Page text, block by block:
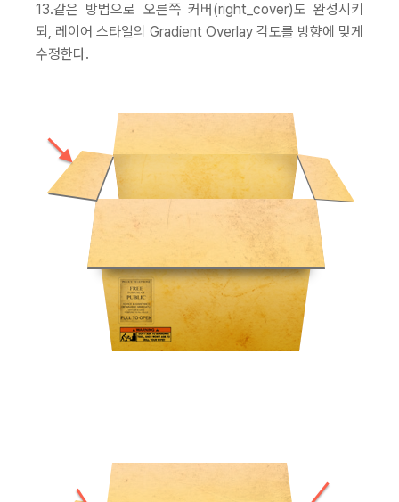
13.같은 방법으로 오른쪽 커버(right_cover)도 완성시키
되, 레이어 스타일의 Gradient Overlay 각도를 방향에 맞게
수정한다.